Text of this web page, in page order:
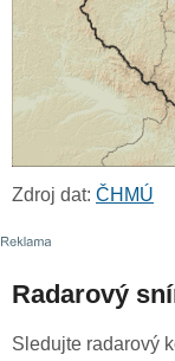
Zdroj dat: ČHMÚ
Radarový
Sledujte radarový